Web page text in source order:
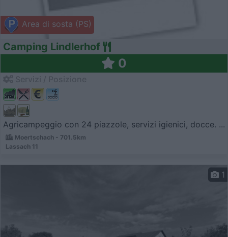
Area di sosta (PS)
Camping Lindlerhof
0
Agricampeggio con 24 piazzole, servizi igienici, docce. ...
Moertschach - 701.5km
Lassach 11
1